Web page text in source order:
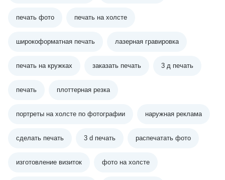
печать фото печать на холсте
широкоформатная печать лазерная гравировка
печать на кружках заказать печать 3 д печать
печать плоттерная резка
портреты на холсте по фотографии наружная реклама
сделать печать 3 d печать распечатать фото
изготовление визиток фото на холсте